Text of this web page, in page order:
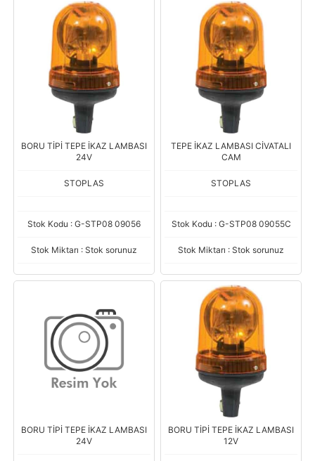
BORU TİPİ TEPE İKAZ LAMBASI
24V
STOPLAS
Stok Kodu : G-STP08 09056
Stok Miktarı : Stok sorunuz
TEPE İKAZ LAMBASI CİVATALI
CAM
STOPLAS
Stok Kodu : G-STP08 09055C
Stok Miktarı : Stok sorunuz
BORU TİPİ TEPE İKAZ LAMBASI
24V
BORU TİPİ TEPE İKAZ LAMBASI
12V